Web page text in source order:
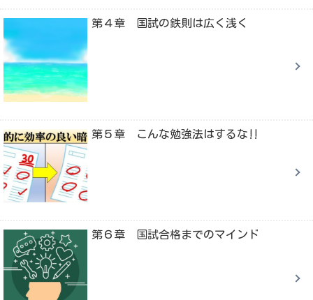
第４章 国試の鉄則は広く浅く
第５章 こんな勉強法はするな‼
第６章 国試合格までのマインド